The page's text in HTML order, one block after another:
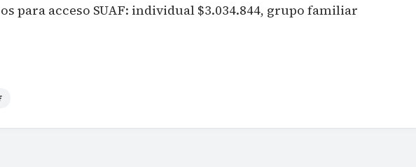
para acceso SUAF: individual $3.034.844, grupo familiar